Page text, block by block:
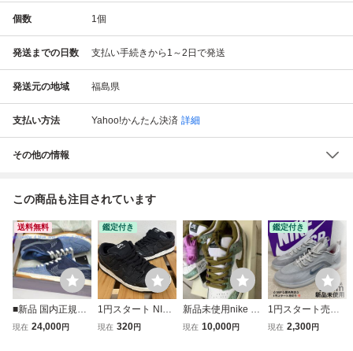
個数 1個
発送までの日数 支払い手続きから1～2日で発送
発送元の地域 福島県
支払い方法 Yahoo!かんたん決済 詳細
その他の情報
この商品も注目されています
送料無料
■新品 国内正規品
黒タグ付き 28cm
現在 24,000円
鑑定付き
1円スタート NIKE
SB Dunk Low Wa
現在 320円
新品未使用nike sb
dunk pro qs メン
現在 10,000円
鑑定付き
1円スタート売切
り 新品未使用 28c
現在 2,300円